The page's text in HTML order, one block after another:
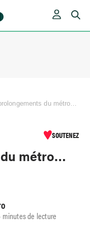
du métro…
SOUTENEZ
métro…
minutes de lecture